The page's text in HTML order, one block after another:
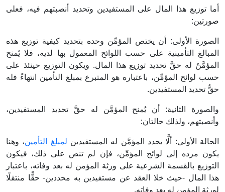
أما توزيع هذا المال على المستفيدين وتحديد أنصبتهم فيه، فعلى
صورتين:
الصورة الأولى: أن يختص المؤمِّن وحده بتحديد كيفية توزيع هذه
المبالغ التأمينية على حسب اللوائح المعمول بها لديه، فلا يُمنح
المؤمَّنُ له حقَّ تحديد توزيع هذا المال. ويكون التوزيع حينئذ على
حسب لوائح المؤمِّن، باعتباره هو المتبرع بمبلغ التأمين انتهاءً فله
حقُّ تحديد المستفيدين.
والصورة الثانية: أن يُمنح المؤمَّن له حقَّ تحديد المستفيدين،
وأنصبتهم، ولذلك حالتان:
الحالة الأولى: ألَّا يحدد المؤمَّن له المستفيدين لمبلغ التأمين، وهنا
يكون مرده إلى لوائح المؤمِّن، فإن لم تنص على ذلك، فيكون
التوزيع بالقسمة الشرعية على ورثة المؤمن له بعد وفاته، باعتبار
هذا المال -حيث خلا العقد عن مستفيدين به محددين- حقًّا منتقلًا
لورثة المؤمن له بعد وفاته.